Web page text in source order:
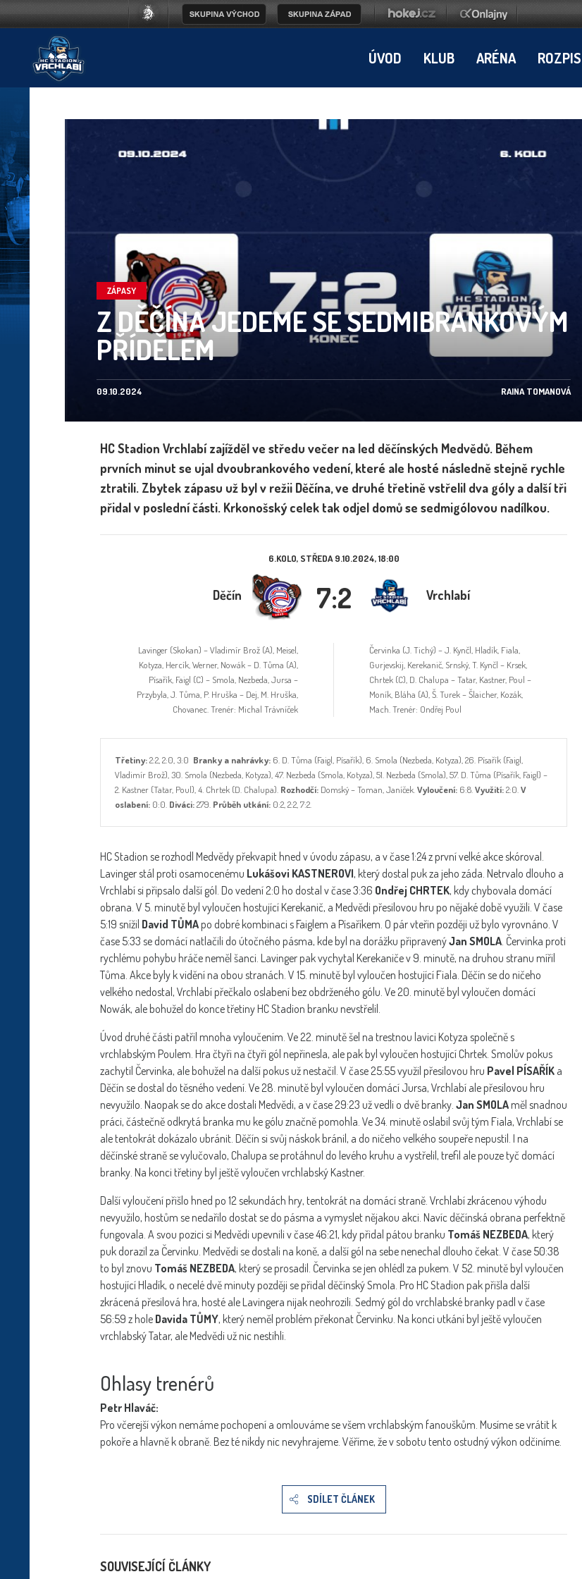
ÚVOD KLUB ARÉNA
ZÁPASY
Z DĚČÍNA JEDEME SE SEDMIBRANKOVÝM
PŘÍDĚLEM
09.10.2024 RAINA TOMANOVÁ
HC Stadion Vrchlabí zajížděl ve středu večer na led děčínských Medvědů. Během
prvních minut se ujal dvoubrankového vedení, které ale hosté následně stejně rychle
ztratili. Zbytek zápasu už byl v režii Děčína, ve druhé třetině vstřelil dva góly a další tři
přidal v poslední části. Krkonošský celek tak odjel domů se sedmigólovou nadílkou.
6.KOLO, STŘEDA 9.10.2024, 18:00
Děčín 7:2 Vrchlabí
Lavinger (Skokan) – Vladimír Brož (A), Meisel,
Kotyza, Hercík, Werner, Nowák – D. Tůma (A),
Písařík, Faigl (C) – Smola, Nezbeda, Jursa –
Przybyla, J. Tůma, P. Hruška – Dej, M. Hruška,
Chovanec. Trenér: Michal Trávníček
Červinka (J. Tichý) – J. Kynčl, Hladík, Fiala,
Gurjevskij, Kerekanič, Srnský, T. Kynčl – Krsek,
Chrtek (C), D. Chalupa – Tatar, Kastner, Poul –
Moník, Bláha (A), Š. Turek – Šlaicher, Kozák,
Mach. Trenér: Ondřej Poul
Třetiny:2:2, 2:0, 3:0 Branky a nahrávky: 6. D. Tůma (Faigl, Písařík), 6. Smola (Nezbeda, Kotyza), 26. Písařík (Faigl,
Vladimír Brož), 30. Smola (Nezbeda, Kotyza), 47. Nezbeda (Smola, Kotyza), 51. Nezbeda (Smola), 57. D. Tůma (Písařík, Faigl) –
2. Kastner (Tatar, Poul), 4. Chrtek (D. Chalupa). Rozhodčí: Domský – Toman, Janíček.Vyloučení: 6:8.Využití:2:0.V
oslabení: 0:0. Diváci:279. Průběh utkání: 0:2, 2:2, 7:2.
HC Stadion se rozhodl Medvědy překvapit hned v úvodu zápasu, a v čase 1:24 z první velké akce skóroval.
Lavinger stál proti osamocenému Lukášovi KASTNEROVI, který dostal puk za jeho záda. Netrvalo dlouho a
Vrchlabí si připsalo další gól. Do vedení 2:0 ho dostal v čase 3:36 Ondřej CHRTEK, kdy chybovala domácí
obrana. V 5. minutě byl vyloučen hostující Kerekanič, a Medvědi přesilovou hru po nějaké době využili. V čase
5:19 snížil David TŮMA po dobré kombinaci s Faiglem a Písaříkem. O pár vteřin později už bylo vyrovnáno. V
čase 5:33 se domácí natlačili do útočného pásma, kde byl na dorážku připravenýJan SMOLA. Červinka proti
rychlému pohybu hráče neměl šanci. Lavinger pak vychytal Kerekaniče v 9. minutě, na druhou stranu mířil
Tůma. Akce byly k vidění na obou stranách. V 15. minutě byl vyloučen hostující Fiala. Děčín se do ničeho
velkého nedostal, Vrchlabí přečkalo oslabení bez obdrženého gólu. Ve 20. minutě byl vyloučen domácí
Nowák, ale bohužel do konce třetiny HC Stadion branku nevstřelil.
Úvod druhé části patřil mnoha vyloučením. Ve 22. minutě šel na trestnou lavici Kotyza společně s
vrchlabským Poulem. Hra čtyři na čtyři gól nepřinesla, ale pak byl vyloučen hostující Chrtek. Smolův pokus
zachytil Červinka, ale bohužel na další pokus už nestačil. V čase 25:55 využil přesilovou hru Pavel PÍSAŘÍK a
Děčín se dostal do těsného vedení. Ve 28. minutě byl vyloučen domácí Jursa, Vrchlabí ale přesilovou hru
nevyužilo. Naopak se do akce dostali Medvědi, a v čase 29:23 už vedli o dvě branky. Jan SMOLA měl snadnou
práci, částečně odkrytá branka mu ke gólu značně pomohla. Ve 34. minutě oslabil svůj tým Fiala, Vrchlabí se
ale tentokrát dokázalo ubránit. Děčín si svůj náskok bránil, a do ničeho velkého soupeře nepustil. I na
děčínské straně se vylučovalo, Chalupa se protáhnul do levého kruhu a vystřelil, trefil ale pouze tyč domácí
branky. Na konci třetiny byl ještě vyloučen vrchlabský Kastner.
Další vyloučení přišlo hned po 12 sekundách hry, tentokrát na domácí straně. Vrchlabí zkrácenou výhodu
nevyužilo, hostům se nedařilo dostat se do pásma a vymyslet nějakou akci. Navíc děčínská obrana perfektně
fungovala. A svou pozici si Medvědi upevnili v čase 46:21, kdy přidal pátou branku Tomáš NEZBEDA, který
puk dorazil za Červinku. Medvědi se dostali na koně, a další gól na sebe nenechal dlouho čekat. V čase 50:38
to byl znovu Tomáš NEZBEDA, který se prosadil. Červinka se jen ohlédl za pukem. V 52. minutě byl vyloučen
hostující Hladík, o necelé dvě minuty později se přidal děčínský Smola. Pro HC Stadion pak přišla další
zkrácená přesilová hra, hosté ale Lavingera nijak neohrozili. Sedmý gól do vrchlabské branky padl v čase
56:59 z hole Davida TŮMY, který neměl problém překonat Červinku. Na konci utkání byl ještě vyloučen
vrchlabský Tatar, ale Medvědi už nic nestihli.
Ohlasy trenérů
Petr Hlaváč:
Pro včerejší výkon nemáme pochopení a omlouváme se všem vrchlabským fanouškům. Musíme se vrátit k
pokoře a hlavně k obraně. Bez té nikdy nic nevyhrajeme. Věříme, že v sobotu tento ostudný výkon odčiníme.
SDÍLET ČLÁNEK
SOUVISEJÍCÍ ČLÁNKY